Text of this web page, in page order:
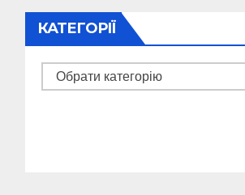
КАТЕГОРІЇ
Категорії